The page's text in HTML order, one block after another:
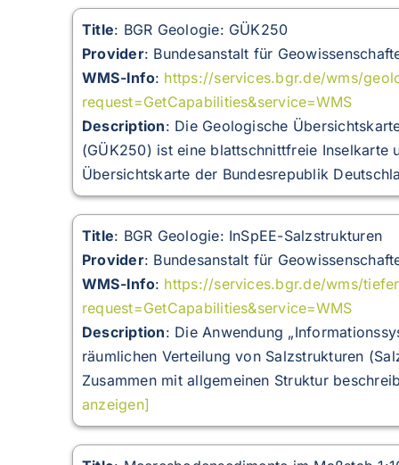
Title: BGR Geologie: GÜK250
Provider: Bundesanstalt für
WMS-Info: https://services.bgr.de/wms/
request=GetCapabilities&service=WMS
Description: Die Geologische
(GÜK250) ist eine blattschnittfreie
Übersichtskarte der Bundesrepublik
Title: BGR Geologie: InSpEE-Salzstrukturen
Provider: Bundesanstalt für
WMS-Info: https://services.bgr.de/wms/
request=GetCapabilities&service=WMS
Description: Die Anwendung
räumlichen Verteilung von Salzstrukturen
Zusammen mit allgemeinen Struktur
anzeigen]